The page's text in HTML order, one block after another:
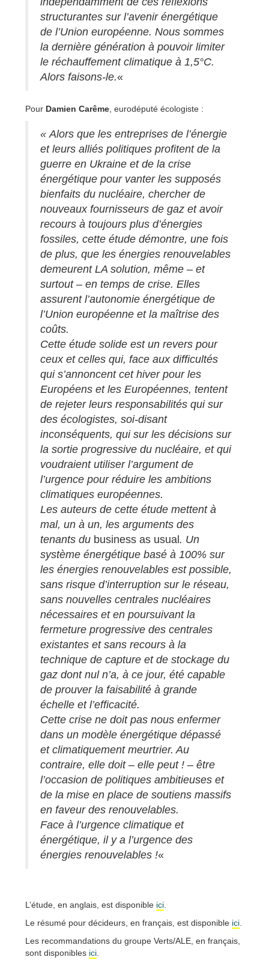
structurantes sur l’avenir énergétique
de l’Union européenne. Nous sommes
la dernière génération à pouvoir limiter
le réchauffement climatique à 1,5°C.
Alors faisons-le.«
Pour Damien Carême , eurodéputé écologiste :
« Alors que les entreprises de l’énergie
et leurs alliés politiques profitent de la
guerre en Ukraine et de la crise
énergétique pour vanter les supposés
bienfaits du nucléaire, chercher de
nouveaux fournisseurs de gaz et avoir
recours à toujours plus d’énergies
fossiles, cette étude démontre, une fois
de plus, que les énergies renouvelables
demeurent LA solution, même – et
surtout – en temps de crise. Elles
assurent l’autonomie énergétique de
l’Union européenne et la maîtrise des
coûts.
Cette étude solide est un revers pour
ceux et celles qui, face aux difficultés
qui s’annoncent cet hiver pour les
Européens et les Européennes, tentent
de rejeter leurs responsabilités qui sur
des écologistes, soi-disant
inconséquents, qui sur les décisions sur
la sortie progressive du nucléaire, et qui
voudraient utiliser l’argument de
l’urgence pour réduire les ambitions
climatiques européennes.
Les auteurs de cette étude mettent à
mal, un à un, les arguments des
tenants du business as usual. Un
système énergétique basé à 100% sur
les énergies renouvelables est possible,
sans risque d’interruption sur le réseau,
sans nouvelles centrales nucléaires
nécessaires et en poursuivant la
fermeture progressive des centrales
existantes et sans recours à la
technique de capture et de stockage du
gaz dont nul n’a, à ce jour, été capable
de prouver la faisabilité à grande
échelle et l’efficacité.
Cette crise ne doit pas nous enfermer
dans un modèle énergétique dépassé
et climatiquement meurtrier. Au
contraire, elle doit – elle peut ! – être
l’occasion de politiques ambitieuses et
de la mise en place de soutiens massifs
en faveur des renouvelables.
Face à l’urgence climatique et
énergétique, il y a l’urgence des
énergies renouvelables !«
L’étude, en anglais, est disponible ici
Le résumé pour décideurs, en français, est disponible ici
Les recommandations du groupe Verts/ALE, en français,
sont disponibles ici